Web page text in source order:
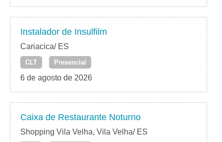
Instalador de Insulfilm
Cariacica/ ES
CLT Presencial
6 de agosto de 2026
Caixa de Restaurante Noturno
Shopping Vila Velha, Vila Velha/ ES